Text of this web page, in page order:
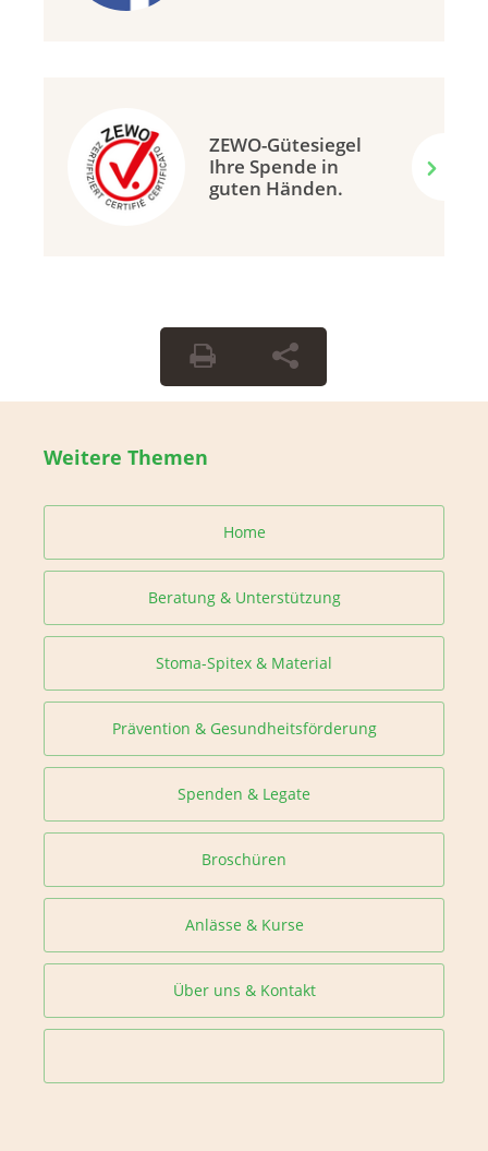
ZEWO-Gütesiegel
Ihre Spende in
guten Händen.
Weitere Themen
Home
Beratung & Unterstützung
Stoma-Spitex & Material
Prävention & Gesundheitsförderung
Spenden & Legate
Broschüren
Anlässe & Kurse
Über uns & Kontakt